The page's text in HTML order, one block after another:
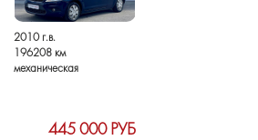
2010 г.в.
196208 км
механическая
445 000 РУБ